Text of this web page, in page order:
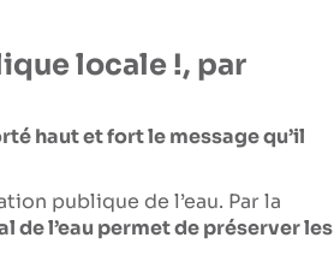
locale !, par
haut et fort le message qu’il
publique de l’eau. Par la
de l’eau permet de préserver les